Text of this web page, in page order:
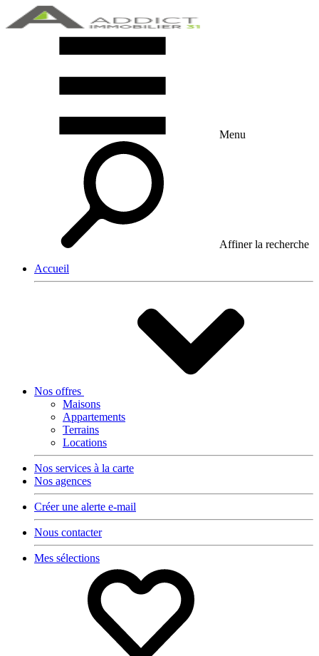
Menu
Affiner la recherche
Accueil
Nos offres
Maisons
Appartements
Terrains
Locations
Nos services à la carte
Nos agences
Créer une alerte e-mail
Nous contacter
Mes sélections